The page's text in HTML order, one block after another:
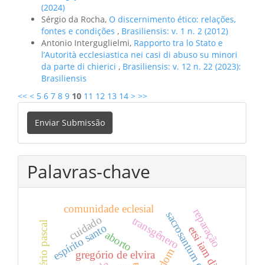
(2024)
Sérgio da Rocha, O discernimento ético: relações,
fontes e condições , Brasiliensis: v. 1 n. 2 (2012)
Antonio Interguglielmi, Rapporto tra lo Stato e
l’Autorità ecclesiastica nei casi di abuso su minori
da parte di chierici , Brasiliensis: v. 12 n. 22 (2023):
Brasiliensis
<< < 5 6 7 8 9 10 11 12 13 14 > >>
Enviar
Submissão
Enviar Submissão
Palavras-chave
gregório de elvira
espírito santo dom
transgênero
aborto
cuidado etsi iam diu
comunidade eclesial reparação